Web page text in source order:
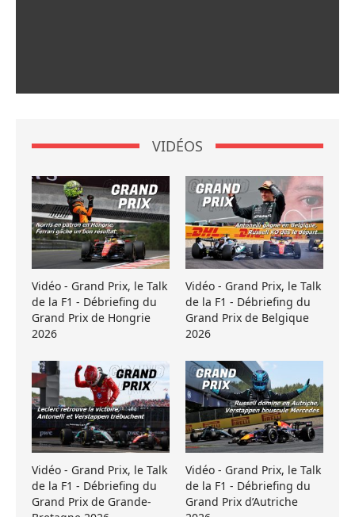
VIDÉOS
Vidéo - Grand Prix, le Talk
de la F1 - Débriefing du
Grand Prix de Hongrie
2026
Vidéo - Grand Prix, le Talk
de la F1 - Débriefing du
Grand Prix de Belgique
2026
Vidéo - Grand Prix, le Talk
de la F1 - Débriefing du
Grand Prix de Grande-
Vidéo - Grand Prix, le Talk
de la F1 - Débriefing du
Grand Prix d’Autriche